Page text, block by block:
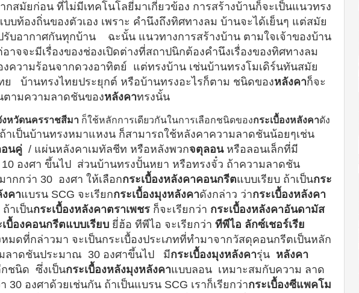
กสมัยก่อน ที่ไม่มีเทคโนโลยี่มาเกี่ยวข้อง การสร้างบ้านก็จะเป็นแนวทรง
บท้องถิ่นของตัวเอง เพราะ คำนึงถึงทิศทางลม บ้านจะได้เย็นๆ แต่สมัย
รับอากาศกันทุกบ้าน ฉะนั้น แนวทางการสร้างบ้าน ตามใจเจ้าของบ้าน
าจจะมีเรื่องของช่องเปิดต่างที่สถาปนิกต้องคำนึงเรื่องของทิศทางลม
งความร้อนจากดวงอาทิตย์ แต่ทรงบ้าน เช่นบ้านทรงโมเดิร์นทันสมัย
ย บ้านทรงไทยประยุกต์ หรือบ้านทรงอะไรก็ตาม ชนิดของหลังคาก็จะ
ตามความลาดชันของหลังคาทรงนั้น
งหวัดนครราชสีมา ก็ใช้หลักการเดียวกันในการเลือกชนิดของกระเบื้องหลังคาดัง
าเป็นบ้านทรงหมาแหงน ก็สามารถใช้หลังคาความลาดชันน้อยๆเช่น
อนคู่ / แผ่นหลังคาเมทัลชีท หรือหลังพวกจตุลอน หรือลอนเล็กที่มี
องศา ขึ้นไป ส่วนบ้านทรงปั้นหยา หรือทรงจั๋ว ถ้าความลาดชัน
ากกว่า 30 องศา ให้เลือกกระเบื้องหลังคาคอนกรีตแบบเรียบ ถ้าเป็นกระ
งคาแบรน SCG จะเรียกกระเบื้องมุงหลังคาดังกล่าว ว่ากระเบื้องหลังคา
ถ้าเป็นกระเบื้องหลังคาตราเพชร ก็จะเรียกว่า กระเบื้องหลังคาอันดามัส
เบื้องคอนกรีตแบบเรียบ ยี่ฮ้อ ทีพีไอ จะเรียกว่า ทีพีไอ ลักซ์เชอร์เรีย
มดที่กล่าวมา จะเป็นกระเบื้องประเภทที่ทำมาจากวัสดุคอนกรีตเป็นหลัก
ลาดชันประมาณ 30 องศาขึ้นไป มีกระเบื้องมุงหลังคารุ่น หลังคา
ชนิด ซึ่งเป็นกระเบื้องหลังมุงหลังคาแบบลอน เหมาะสมกับความ ลาด
30 องศาด้วยเช่นกัน ถ้าเป็นแบรน SCG เราก็เรียกว่ากระเบื้องซีแพคโม